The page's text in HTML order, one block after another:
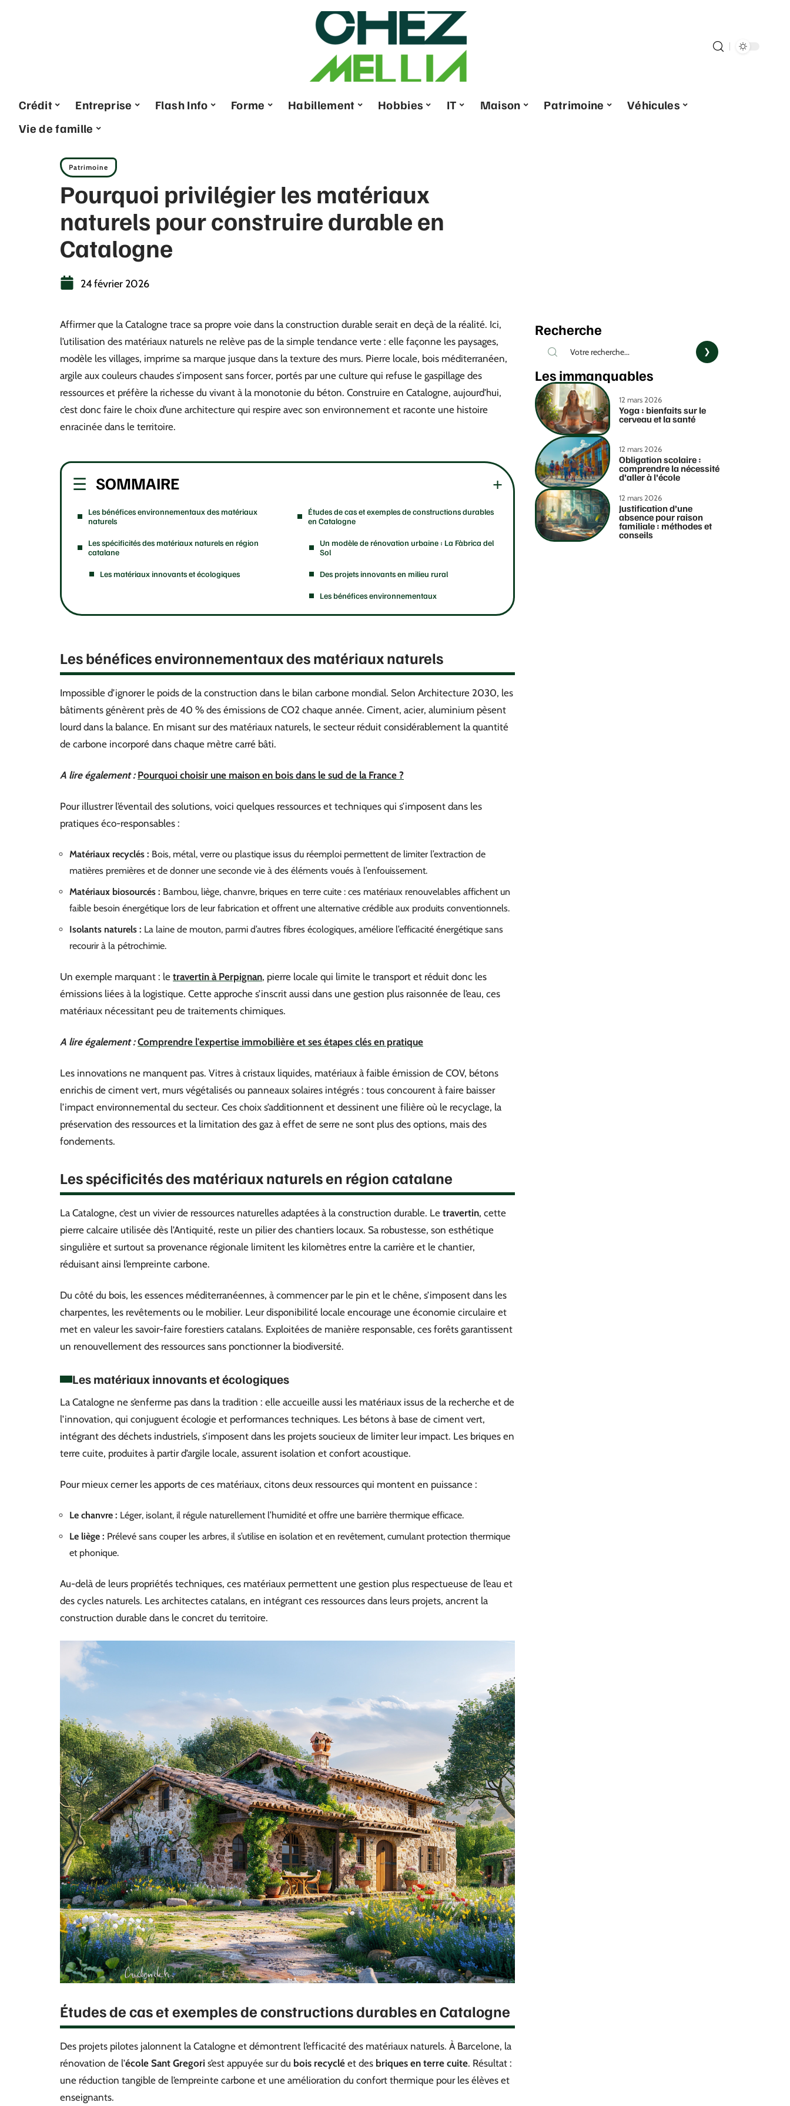
Crédit Entreprise Flash Info Forme Habillement Hobbies IT Maison Patrimoine
Véhicules
Vie de famille
Patrimoine
Pourquoi privilégier les matériaux
naturels pour construire durable en
Catalogne
24 février 2026
Affirmer que la Catalogne trace sa propre voie dans la construction durable serait en deçà de la réalité. Ici,
l’utilisation des matériaux naturels ne relève pas de la simple tendance verte : elle façonne les paysages,
modèle les villages, imprime sa marque jusque dans la texture des murs. Pierre locale, bois méditerranéen,
argile aux couleurs chaudes s’imposent sans forcer, portés par une culture qui refuse le gaspillage des
ressources et préfère la richesse du vivant à la monotonie du béton. Construire en Catalogne, aujourd’hui,
c’est donc faire le choix d’une architecture qui respire avec son environnement et raconte une histoire
enracinée dans le territoire.
SOMMAIRE
Les bénéfices environnementaux des matériaux
naturels
Les spécificités des matériaux naturels en région
catalane
Les matériaux innovants et écologiques
Études de cas et exemples de constructions durables
en Catalogne
Un modèle de rénovation urbaine : La Fàbrica del
Sol
Des projets innovants en milieu rural
Les bénéfices environnementaux
Les bénéfices environnementaux des matériaux naturels
Impossible d’ignorer le poids de la construction dans le bilan carbone mondial. Selon Architecture 2030, les
bâtiments génèrent près de 40 % des émissions de CO2 chaque année. Ciment, acier, aluminium pèsent
lourd dans la balance. En misant sur des matériaux naturels, le secteur réduit considérablement la quantité
de carbone incorporé dans chaque mètre carré bâti.
A lire également : Pourquoi choisir une maison en bois dans le sud de la France ?
Pour illustrer l’éventail des solutions, voici quelques ressources et techniques qui s’imposent dans les
pratiques éco-responsables :
Matériaux recyclés : Bois, métal, verre ou plastique issus du réemploi permettent de limiter l’extraction de
matières premières et de donner une seconde vie à des éléments voués à l’enfouissement.
Matériaux biosourcés : Bambou, liège, chanvre, briques en terre cuite : ces matériaux renouvelables affichent un
faible besoin énergétique lors de leur fabrication et offrent une alternative crédible aux produits conventionnels.
Isolants naturels : La laine de mouton, parmi d’autres fibres écologiques, améliore l’efficacité énergétique sans
recourir à la pétrochimie.
Un exemple marquant : le travertin à Perpignan, pierre locale qui limite le transport et réduit donc les
émissions liées à la logistique. Cette approche s’inscrit aussi dans une gestion plus raisonnée de l’eau, ces
matériaux nécessitant peu de traitements chimiques.
A lire également : Comprendre l'expertise immobilière et ses étapes clés en pratique
Les innovations ne manquent pas. Vitres à cristaux liquides, matériaux à faible émission de COV, bétons
enrichis de ciment vert, murs végétalisés ou panneaux solaires intégrés : tous concourent à faire baisser
l’impact environnemental du secteur. Ces choix s’additionnent et dessinent une filière où le recyclage, la
préservation des ressources et la limitation des gaz à effet de serre ne sont plus des options, mais des
fondements.
Les spécificités des matériaux naturels en région catalane
La Catalogne, c’est un vivier de ressources naturelles adaptées à la construction durable. Le travertin, cette
pierre calcaire utilisée dès l’Antiquité, reste un pilier des chantiers locaux. Sa robustesse, son esthétique
singulière et surtout sa provenance régionale limitent les kilomètres entre la carrière et le chantier,
réduisant ainsi l’empreinte carbone.
Du côté du bois, les essences méditerranéennes, à commencer par le pin et le chêne, s’imposent dans les
charpentes, les revêtements ou le mobilier. Leur disponibilité locale encourage une économie circulaire et
met en valeur les savoir-faire forestiers catalans. Exploitées de manière responsable, ces forêts garantissent
un renouvellement des ressources sans ponctionner la biodiversité.
Les matériaux innovants et écologiques
La Catalogne ne s’enferme pas dans la tradition : elle accueille aussi les matériaux issus de la recherche et de
l’innovation, qui conjuguent écologie et performances techniques. Les bétons à base de ciment vert,
intégrant des déchets industriels, s’imposent dans les projets soucieux de limiter leur impact. Les briques en
terre cuite, produites à partir d’argile locale, assurent isolation et confort acoustique.
Pour mieux cerner les apports de ces matériaux, citons deux ressources qui montent en puissance :
Le chanvre : Léger, isolant, il régule naturellement l’humidité et offre une barrière thermique efficace.
Le liège : Prélevé sans couper les arbres, il s’utilise en isolation et en revêtement, cumulant protection thermique
et phonique.
Au-delà de leurs propriétés techniques, ces matériaux permettent une gestion plus respectueuse de l’eau et
des cycles naturels. Les architectes catalans, en intégrant ces ressources dans leurs projets, ancrent la
construction durable dans le concret du territoire.
Études de cas et exemples de constructions durables en Catalogne
Des projets pilotes jalonnent la Catalogne et démontrent l’efficacité des matériaux naturels. À Barcelone, la
rénovation de l’école Sant Gregori s’est appuyée sur du bois recyclé et des briques en terre cuite. Résultat :
une réduction tangible de l’empreinte carbone et une amélioration du confort thermique pour les élèves et
enseignants.
Recherche
Les immanquables
12 mars 2026
Yoga : bienfaits sur le
cerveau et la santé
12 mars 2026
Obligation scolaire :
comprendre la nécessité
d’aller à l’école
12 mars 2026
Justification d’une
absence pour raison
familiale : méthodes et
conseils